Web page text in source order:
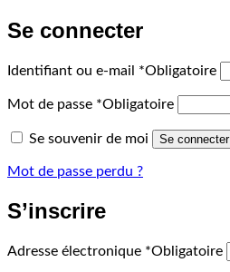
Se connecter
Identifiant ou e-mail *Obligatoire
Mot de passe *Obligatoire
Se souvenir de moi Se connecter
Mot de passe perdu ?
S’inscrire
Adresse électronique *Obligatoire